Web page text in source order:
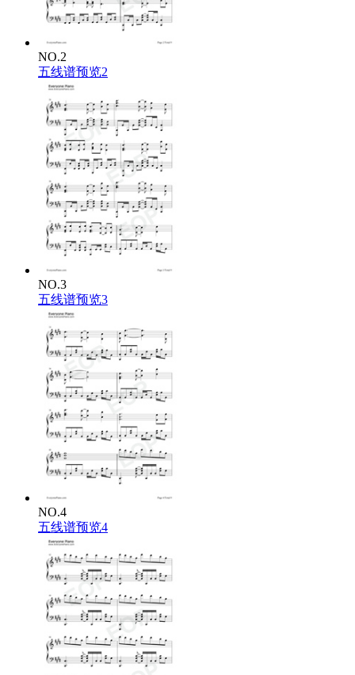
NO.2
五线谱预览2
NO.3
五线谱预览3
NO.4
五线谱预览4